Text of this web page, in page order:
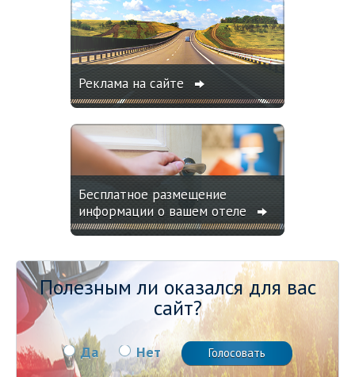
Реклама на сайте
Бесплатное размещение
информации о вашем отеле
Полезным ли оказался для вас
сайт?
Да Нет